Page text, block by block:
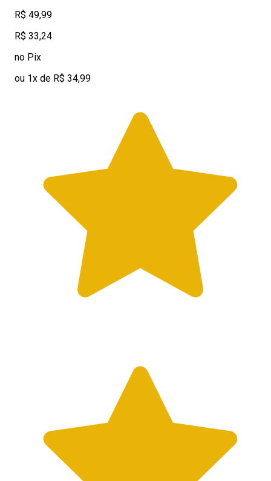
R$ 49,99
R$ 33,24
no Pix
ou 1x de R$ 34,99